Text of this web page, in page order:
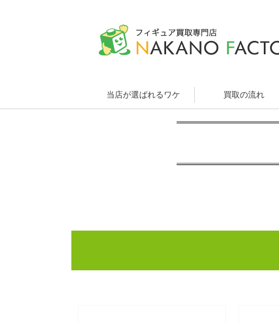
当店が選ばれるワケ 買取の流れ